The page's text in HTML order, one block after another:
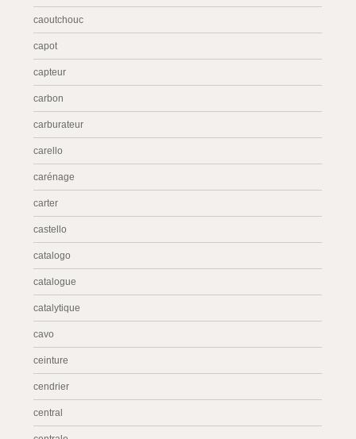
caoutchouc
capot
capteur
carbon
carburateur
carello
carénage
carter
castello
catalogo
catalogue
catalytique
cavo
ceinture
cendrier
central